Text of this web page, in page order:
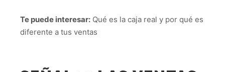
Te puede interesar: Qué es la caja real y por qué es
diferente a tus ventas